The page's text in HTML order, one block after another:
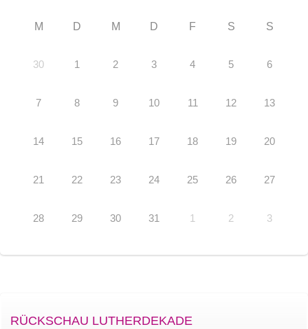
M D M D F S S
30 1 2 3 4 5 6
7 8 9 10 11 12 13
14 15 16 17 18 19 20
21 22 23 24 25 26 27
28 29 30 31 1 2 3
RÜCKSCHAU LUTHERDEKADE